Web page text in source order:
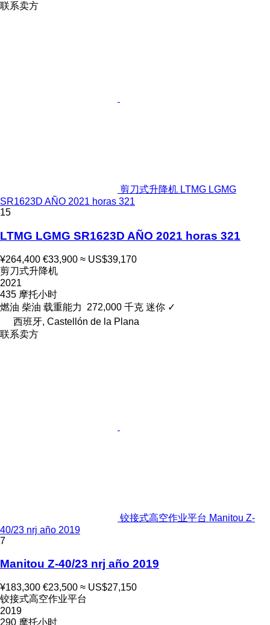
联系卖方
剪刀式升降机 LTMG LGMG
SR1623D AÑO 2021 horas 321
15
LTMG LGMG SR1623D AÑO 2021 horas 321
¥264,400 €33,900 ≈ US$39,170
剪刀式升降机
2021
435 摩托小时
燃油 柴油 载重能力 272,000 千克 迷你 ✓
西班牙, Castellón de la Plana
联系卖方
铰接式高空作业平台 Manitou Z-
40/23 nrj año 2019
7
Manitou Z-40/23 nrj año 2019
¥183,300 €23,500 ≈ US$27,150
铰接式高空作业平台
2019
290 摩托小时